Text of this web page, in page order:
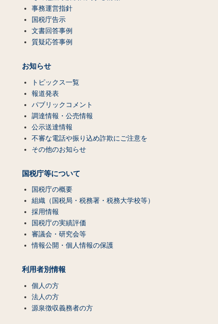
事務運営指針
国税庁告示
文書回答事例
質疑応答事例
お知らせ
トピックス一覧
報道発表
パブリックコメント
調達情報・公売情報
公示送達情報
不審な電話や振り込め詐欺にご注意を
その他のお知らせ
国税庁等について
国税庁の概要
組織（国税局・税務署・税務大学校等）
採用情報
国税庁の実績評価
審議会・研究会等
情報公開・個人情報の保護
利用者別情報
個人の方
法人の方
源泉徴収義務者の方